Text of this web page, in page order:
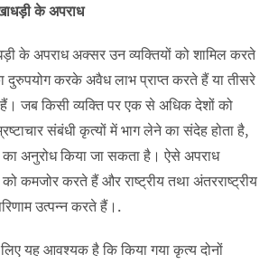
के अपराध
के अपराध अक्सर उन व्यक्तियों को शामिल करते
दुरुपयोग करके अवैध लाभ प्राप्त करते हैं या तीसरे
हैं। जब किसी व्यक्ति पर एक से अधिक देशों को
संबंधी कृत्यों में भाग लेने का संदेह होता है,
का अनुरोध किया जा सकता है। ऐसे अपराध
कमजोर करते हैं और राष्ट्रीय तथा अंतरराष्ट्रीय
उत्पन्न करते हैं।.
यह आवश्यक है कि किया गया कृत्य दोनों